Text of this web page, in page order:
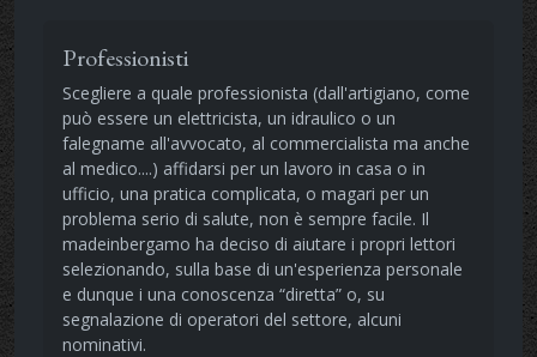
Professionisti
Scegliere a quale professionista (dall'artigiano, come
può essere un elettricista, un idraulico o un
falegname all'avvocato, al commercialista ma anche
al medico....) affidarsi per un lavoro in casa o in
ufficio, una pratica complicata, o magari per un
problema serio di salute, non è sempre facile. Il
madeinbergamo ha deciso di aiutare i propri lettori
selezionando, sulla base di un'esperienza personale
e dunque i una conoscenza “diretta” o, su
segnalazione di operatori del settore, alcuni
nominativi.